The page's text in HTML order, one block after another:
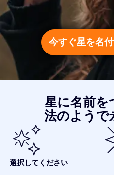
今すぐ星を名
星に名前を
法のようで
選択してください